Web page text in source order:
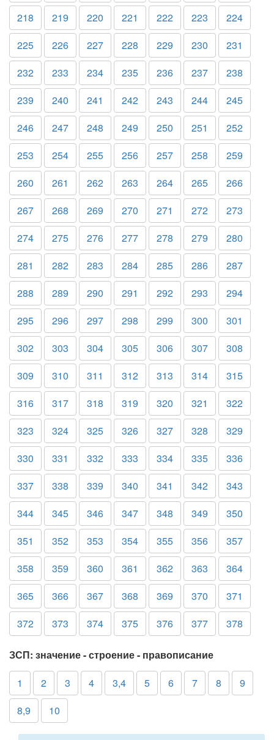
218
219 220 221 222 223
224
225
226 227 228 229 230
231
232
233 234 235 236 237
238
239
240 241 242 243 244
245
246
247 248 249 250 251
252
253
254 255 256 257 258
259
260
261 262 263 264 265
266
267
268 269 270 271 272
273
274
275 276 277 278 279
280
281
282 283 284 285 286
287
288
289 290 291 292 293
294
295
296 297 298 299 300
301
302
303 304 305 306 307
308
309
310 311 312 313 314
315
316
317 318 319 320 321
322
323
324 325 326 327 328
329
330
331 332 333 334 335
336
337
338 339 340 341 342
343
344
345 346 347 348 349
350
351
352 353 354 355 356
357
358
359 360 361 362 363
364
365
366 367 368 369 370
371
372
373 374 375 376 377 378
ЗСП: значение - строение - правописание
1
2 3 4 3,4 5 6 7 8
9
8,9
10